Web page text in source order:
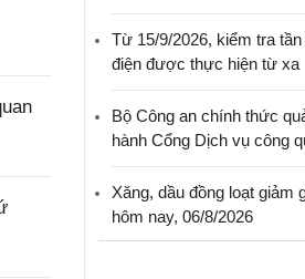
Từ 15/9/2026, kiểm tra
điện được thực hiện từ xa
Bộ Công an chính thức
hành Cổng Dịch vụ công
Xăng, dầu đồng loạt giảm
hôm nay, 06/8/2026